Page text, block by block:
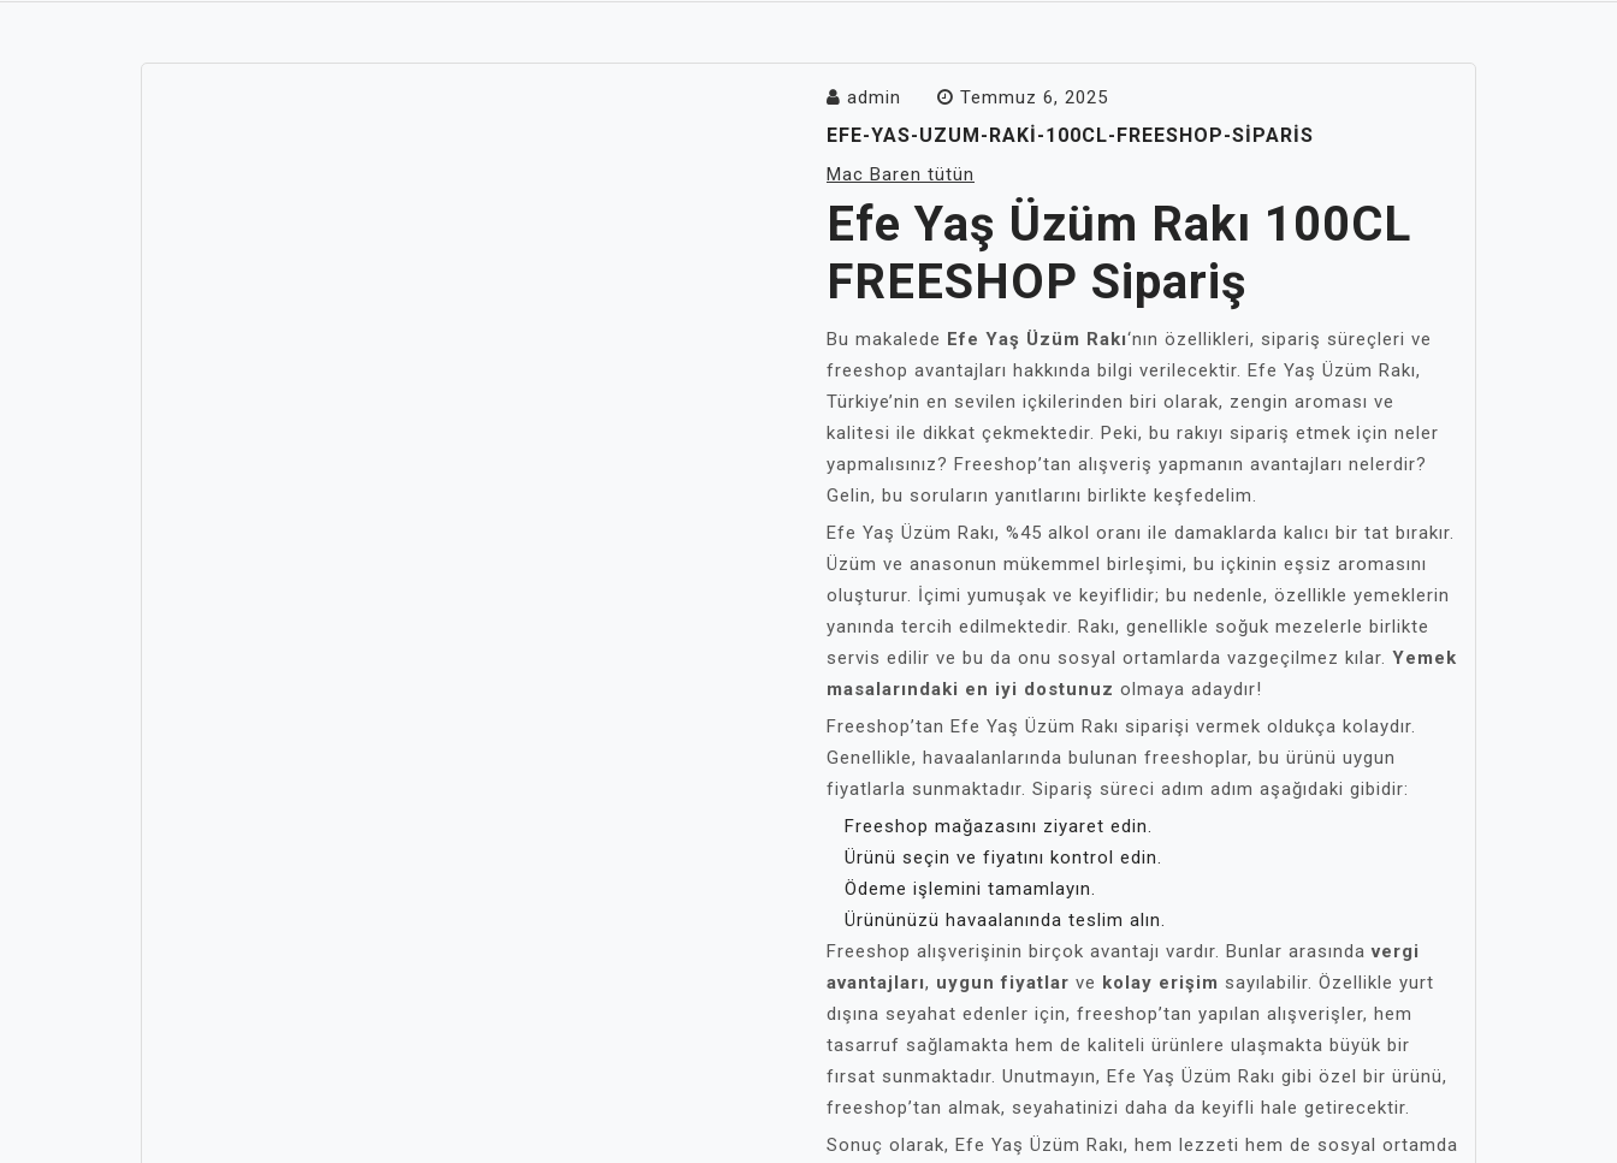
admin Temmuz 6, 2025
EFE-YAS-UZUM-RAKI-100CL-FREESHOP-SIPARIS
Mac Baren tütün
Efe Yaş Üzüm Rakı 100CL
FREESHOP Sipariş
Bu makalede Efe Yaş Üzüm Rakı‘nın özellikleri, sipariş süreçleri ve
freeshop avantajları hakkında bilgi verilecektir. Efe Yaş Üzüm Rakı,
Türkiye’nin en sevilen içkilerinden biri olarak, zengin aroması ve
kalitesi ile dikkat çekmektedir. Peki, bu rakıyı sipariş etmek için neler
yapmalısınız? Freeshop’tan alışveriş yapmanın avantajları nelerdir?
Gelin, bu soruların yanıtlarını birlikte keşfedelim.
Efe Yaş Üzüm Rakı, %45 alkol oranı ile damaklarda kalıcı bir tat bırakır.
Üzüm ve anasonun mükemmel birleşimi, bu içkinin eşsiz aromasını
oluşturur. İçimi yumuşak ve keyiflidir; bu nedenle, özellikle yemeklerin
yanında tercih edilmektedir. Rakı, genellikle soğuk mezelerle birlikte
servis edilir ve bu da onu sosyal ortamlarda vazgeçilmez kılar. Yemek
masalarındaki en iyi dostunuz olmaya adaydır!
Freeshop’tan Efe Yaş Üzüm Rakı siparişi vermek oldukça kolaydır.
Genellikle, havaalanlarında bulunan freeshoplar, bu ürünü uygun
fiyatlarla sunmaktadır. Sipariş süreci adım adım aşağıdaki gibidir:
Freeshop mağazasını ziyaret edin.
Ürünü seçin ve fiyatını kontrol edin.
Ödeme işlemini tamamlayın.
Ürününüzü havaalanında teslim alın.
Freeshop alışverişinin birçok avantajı vardır. Bunlar arasındavergi
avantajları, uygun fiyatlar ve kolay erişim sayılabilir. Özellikle yurt
dışına seyahat edenler için, freeshop’tan yapılan alışverişler, hem
tasarruf sağlamakta hem de kaliteli ürünlere ulaşmakta büyük bir
fırsat sunmaktadır. Unutmayın, Efe Yaş Üzüm Rakı gibi özel bir ürünü,
freeshop’tan almak, seyahatinizi daha da keyifli hale getirecektir.
Sonuç olarak, Efe Yaş Üzüm Rakı, hem lezzeti hem de sosyal ortamda